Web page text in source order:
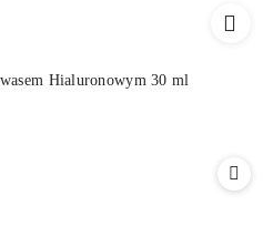
Hialuronowym 30 ml